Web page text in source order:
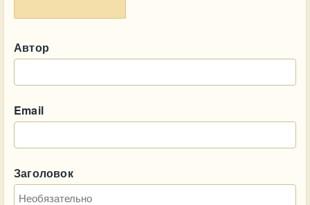
Автор
Email
Заголовок